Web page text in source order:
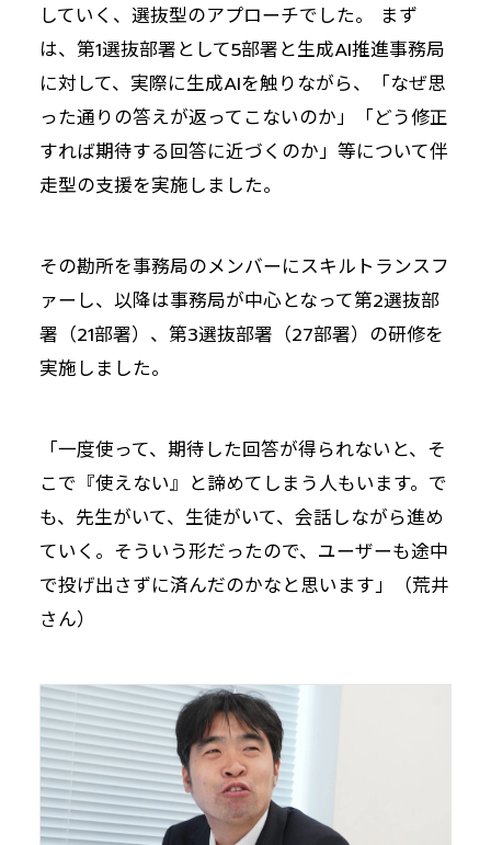
していく、選抜型のアプローチでした。 まず
は、第1選抜部署として5部署と生成AI推進事務局
に対して、実際に生成AIを触りながら、「なぜ思
った通りの答えが返ってこないのか」「どう修正
すれば期待する回答に近づくのか」等について伴
走型の支援を実施しました。
その勘所を事務局のメンバーにスキルトランスフ
ァーし、以降は事務局が中心となって第2選抜部
署（21部署）、第3選抜部署（27部署）の研修を
実施しました。
「一度使って、期待した回答が得られないと、そ
こで『使えない』と諦めてしまう人もいます。で
も、先生がいて、生徒がいて、会話しながら進め
ていく。そういう形だったので、ユーザーも途中
で投げ出さずに済んだのかなと思います」（荒井
さん）